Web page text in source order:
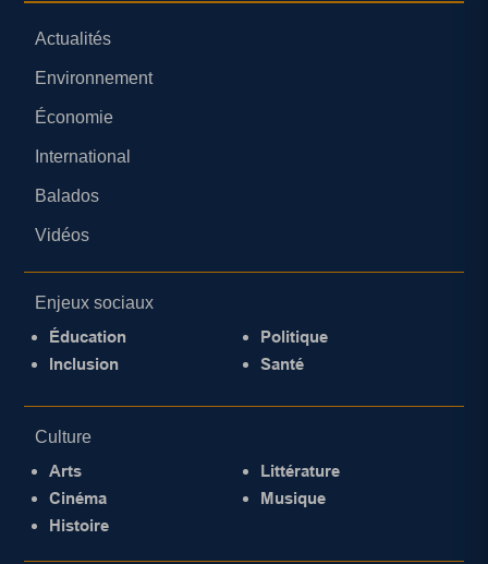
Actualités
Environnement
Économie
International
Balados
Vidéos
Enjeux sociaux
Éducation
Inclusion
Politique
Santé
Culture
Arts
Cinéma
Histoire
Littérature
Musique